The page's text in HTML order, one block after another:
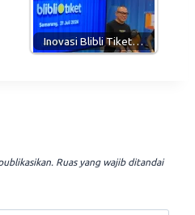
Inovasi Blibli Tiket…
Ruas yang wajib ditandai